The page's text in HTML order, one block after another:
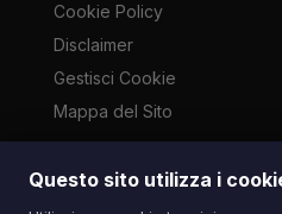
Questo sito utilizza i
Cookie Policy
Disclaimer
Gestisci Cookie
Mappa del Sito